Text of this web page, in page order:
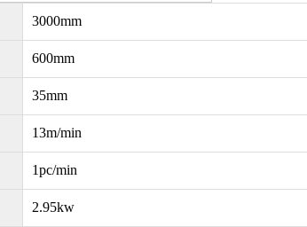
3000mm
600mm
35mm
13m/min
1pc/min
2.95kw